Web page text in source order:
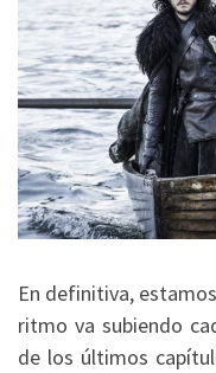
En definitiva,
ritmo va subiendo
de los últimos